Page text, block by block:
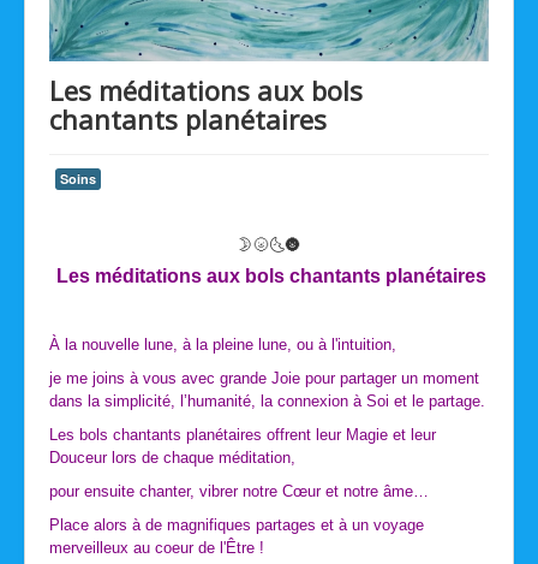
Les méditations aux bols
chantants planétaires
Soins
🌛🌝🌜🌚
Les méditations aux bols chantants planétaires
À la nouvelle lune, à la pleine lune, ou à l'intuition,
je me joins à vous avec grande Joie pour partager un moment
dans la simplicité, l’humanité, la connexion à Soi et le partage.
Les bols chantants planétaires offrent leur Magie et leur
Douceur lors de chaque méditation,
pour ensuite chanter, vibrer notre Cœur et notre âme…
Place alors à de magnifiques partages et à un voyage
merveilleux au coeur de l'Être !